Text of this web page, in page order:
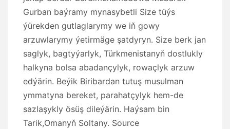
Gurban baýramy mynasybetli Size tüýs
ýürekden gutlaglarymy we iň gowy
arzuwlarymy ýetirmäge şatdyryn. Size berk jan
saglyk, bagtyýarlyk, Türkmenistanyň dostlukly
halkyna bolsa abadançylyk, rowaçlyk arzuw
edýärin. Beýik Biribardan tutuş musulman
ymmatyna bereket, parahatçylyk hem-de
sazlaşykly ösüş dileýärin. Haýsam bin
Tarik,Omanyň Soltany. Source